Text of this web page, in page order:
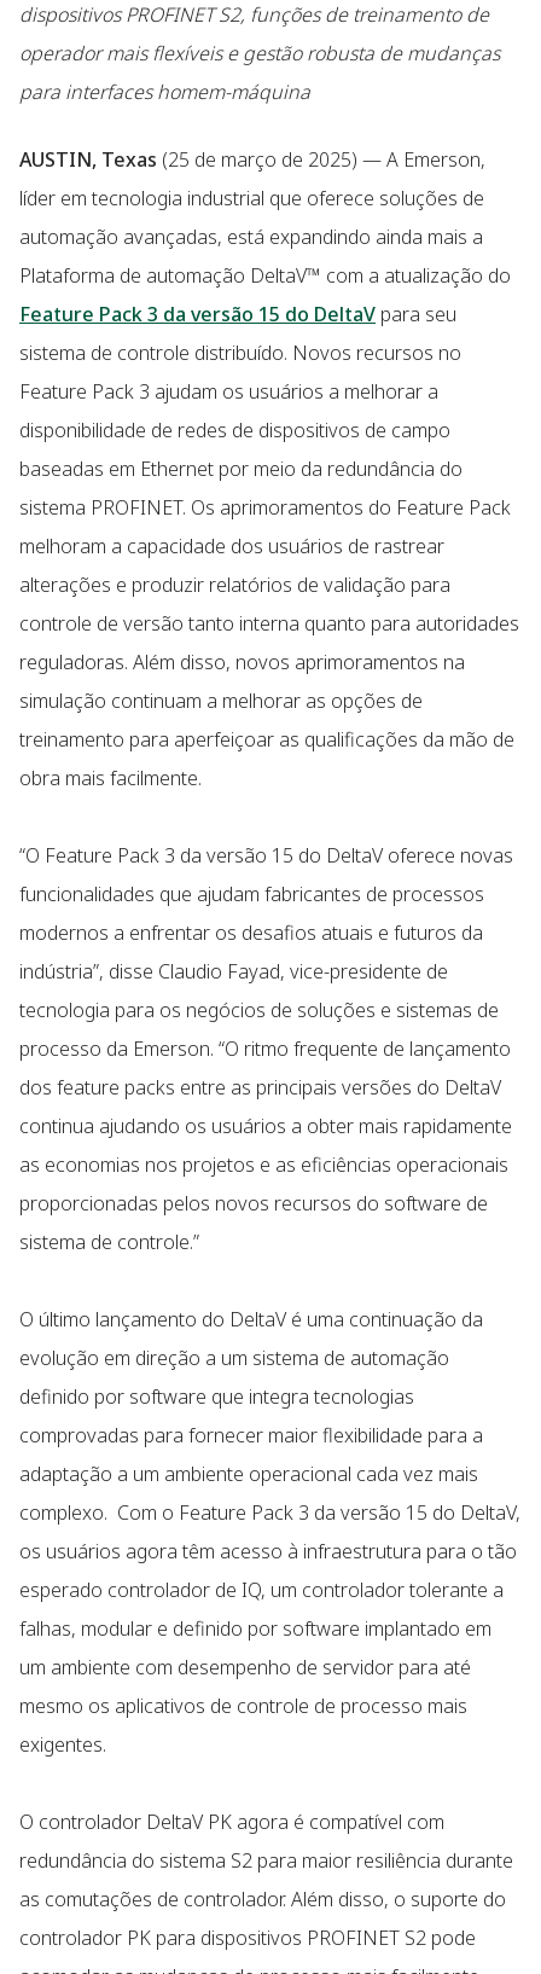
dispositivos PROFINET S2, funções de treinamento de
operador mais flexíveis e gestão robusta de mudanças
para interfaces homem-máquina
AUSTIN, Texas (25 de março de 2025) — A Emerson,
líder em tecnologia industrial que oferece soluções de
automação avançadas, está expandindo ainda mais a
Plataforma de automação DeltaV™ com a atualização do
Feature Pack 3 da versão 15 do DeltaV para seu
sistema de controle distribuído. Novos recursos no
Feature Pack 3 ajudam os usuários a melhorar a
disponibilidade de redes de dispositivos de campo
baseadas em Ethernet por meio da redundância do
sistema PROFINET. Os aprimoramentos do Feature Pack
melhoram a capacidade dos usuários de rastrear
alterações e produzir relatórios de validação para
controle de versão tanto interna quanto para autoridades
reguladoras. Além disso, novos aprimoramentos na
simulação continuam a melhorar as opções de
treinamento para aperfeiçoar as qualificações da mão de
obra mais facilmente.
“O Feature Pack 3 da versão 15 do DeltaV oferece novas
funcionalidades que ajudam fabricantes de processos
modernos a enfrentar os desafios atuais e futuros da
indústria”, disse Claudio Fayad, vice-presidente de
tecnologia para os negócios de soluções e sistemas de
processo da Emerson. “O ritmo frequente de lançamento
dos feature packs entre as principais versões do DeltaV
continua ajudando os usuários a obter mais rapidamente
as economias nos projetos e as eficiências operacionais
proporcionadas pelos novos recursos do software de
sistema de controle.”
O último lançamento do DeltaV é uma continuação da
evolução em direção a um sistema de automação
definido por software que integra tecnologias
comprovadas para fornecer maior flexibilidade para a
adaptação a um ambiente operacional cada vez mais
complexo. Com o Feature Pack 3 da versão 15 do DeltaV,
os usuários agora têm acesso à infraestrutura para o tão
esperado controlador de IQ, um controlador tolerante a
falhas, modular e definido por software implantado em
um ambiente com desempenho de servidor para até
mesmo os aplicativos de controle de processo mais
exigentes.
O controlador DeltaV PK agora é compatível com
redundância do sistema S2 para maior resiliência durante
as comutações de controlador. Além disso, o suporte do
controlador PK para dispositivos PROFINET S2 pode